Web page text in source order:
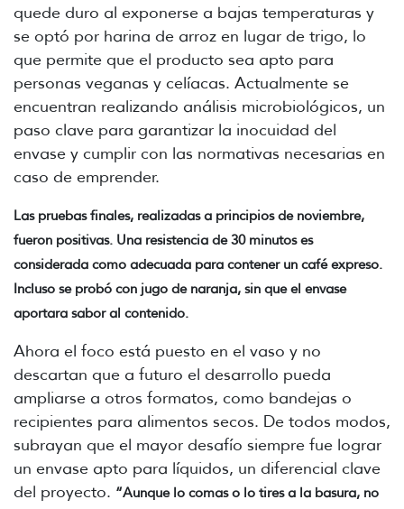
quede duro al exponerse a bajas temperaturas y
se optó por harina de arroz en lugar de trigo, lo
que permite que el producto sea apto para
personas veganas y celíacas. Actualmente se
encuentran realizando análisis microbiológicos, un
paso clave para garantizar la inocuidad del
envase y cumplir con las normativas necesarias en
caso de emprender.
Las pruebas finales, realizadas a principios de noviembre,
fueron positivas. Una resistencia de 30 minutos es
considerada como adecuada para contener un café expreso.
Incluso se probó con jugo de naranja, sin que el envase
aportara sabor al contenido.
Ahora el foco está puesto en el vaso y no
descartan que a futuro el desarrollo pueda
ampliarse a otros formatos, como bandejas o
recipientes para alimentos secos. De todos modos,
subrayan que el mayor desafío siempre fue lograr
un envase apto para líquidos, un diferencial clave
del proyecto. “Aunque lo comas o lo tires a la basura, no